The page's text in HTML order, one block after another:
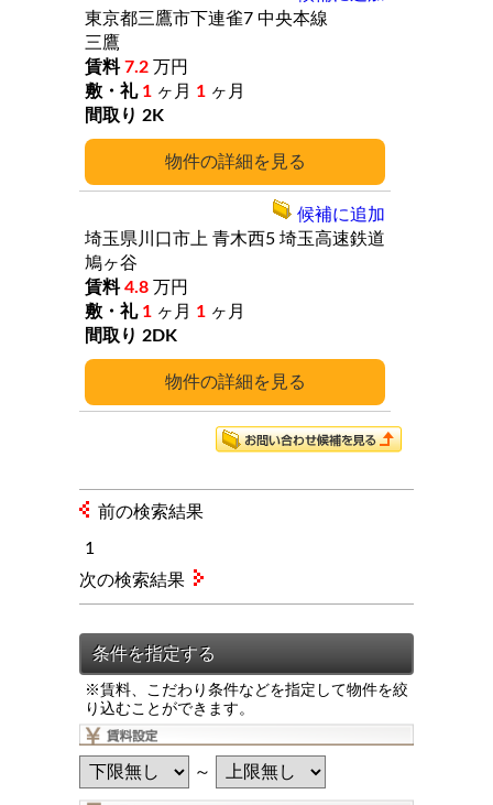
詳細
東京都三鷹市下連雀7 中央本線
三鷹
7.2 万円
1 ヶ月 1 ヶ月
2K
詳細
埼玉県川口市上 青木西5 埼玉高速鉄道
鳩ヶ谷
4.8 万円
1 ヶ月 1 ヶ月
2DK
候補に追加
前の検索結果
1
※賃料、こだわり条件などを指定して物件を絞
り込むことができます。
～